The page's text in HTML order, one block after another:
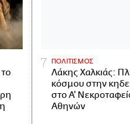
το
ΠΟΛΙΤΙΣΜΟΣ
Λάκης Χαλκιάς:
κόσμου στην
στο Α'
Αθηνών